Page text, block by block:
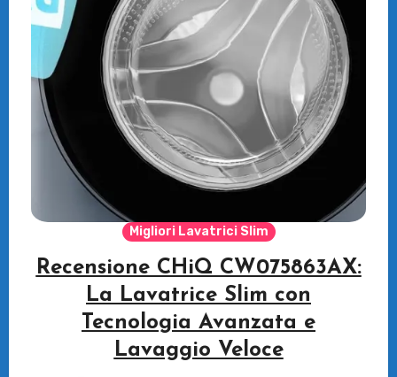
Migliori Lavatrici Slim
Recensione CHiQ CW075863AX:
La Lavatrice Slim con
Tecnologia Avanzata e
Lavaggio Veloce